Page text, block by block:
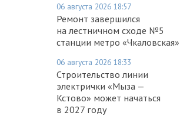
06 августа 2026 18:57
Ремонт завершился
на лестничном сходе №5
станции метро «Чкаловская»
06 августа 2026 18:33
Строительство линии
электрички «Мыза —
Кстово» может начаться
в 2027 году